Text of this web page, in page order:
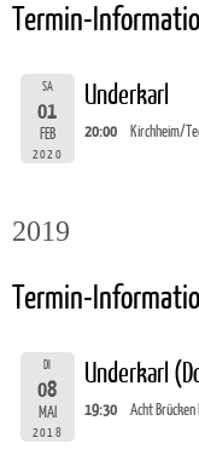
Termin-
SA
01
FEB
2020
Underkarl
20:00 Kirchheim/
2019
Termin-
DI
08
MAI
2018
Underkarl
19:30 Acht